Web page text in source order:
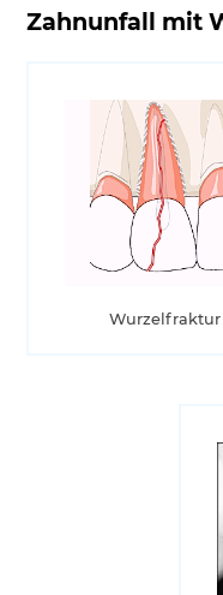
Zahnunfall mit
Wurzelfraktur